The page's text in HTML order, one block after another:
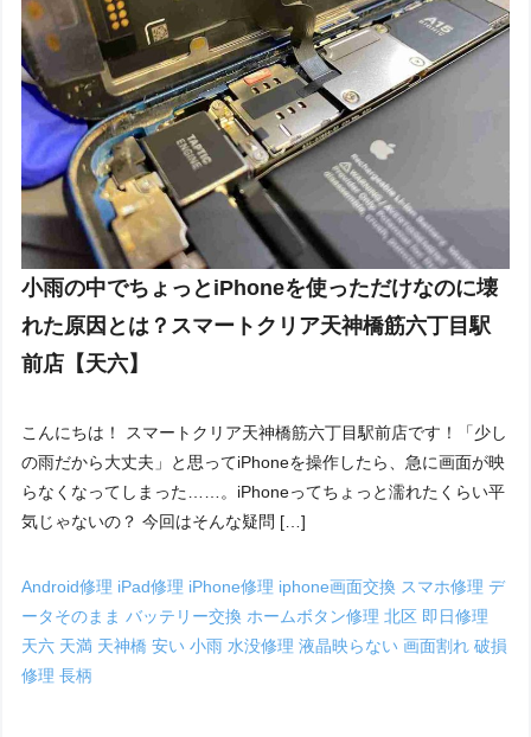
小雨の中でちょっとiPhoneを使っただけなのに壊
れた原因とは？スマートクリア天神橋筋六丁目駅
前店【天六】
こんにちは！ スマートクリア天神橋筋六丁目駅前店です！「少し
の雨だから大丈夫」と思ってiPhoneを操作したら、急に画面が映
らなくなってしまった……。iPhoneってちょっと濡れたくらい平
気じゃないの？ 今回はそんな疑問 […]
Android修理 iPad修理 iPhone修理 iphone画面交換 スマホ修理デ
ータそのままバッテリー交換ホームボタン修理北区 即日修理
天六 天満 天神橋安い小雨水没修理液晶映らない画面割れ破損
修理長柄